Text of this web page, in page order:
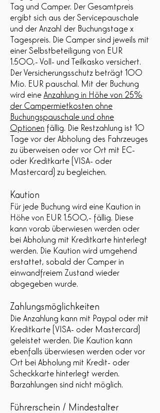
Tag und Camper. Der Gesamtpreis
ergibt sich aus der Servicepauschale
und der Anzahl der Buchungstage x
Tagespreis. Die Camper sind jeweils mit
einer Selbstbeteiligung von EUR
1.500,- Voll- und Teilkasko versichert.
Der Versicherungsschutz beträgt 100
Mio. EUR pauschal. Mit der Buchung
wird eine Anzahlung in Höhe von 25%
der Campermietkosten ohne
Buchungspauschale und ohne
Optionen fällig. Die Restzahlung ist 10
Tage vor der Abholung des Fahrzeuges
zu überweisen oder vor Ort mit EC-
oder Kreditkarte (VISA- oder
Mastercard) zu begleichen.
Kaution
Für jede Buchung wird eine Kaution in
Höhe von EUR 1.500,- fällig. Diese
kann vorab überwiesen werden oder
bei Abholung mit Kreditkarte hinterlegt
werden. Die Kaution wird umgehend
erstattet, sobald der Camper in
einwandfreiem Zustand wieder
abgegeben wurde.
Zahlungsmöglichkeiten
Die Anzahlung kann mit Paypal oder mit
Kreditkarte (VISA- oder Mastercard)
geleistet werden. Die Kaution kann
ebenfalls überwiesen werden oder vor
Ort bei Abholung mit Kredit- oder
Scheckkarte hinterlegt werden.
Barzahlungen sind nicht möglich.
Führerschein / Mindestalter